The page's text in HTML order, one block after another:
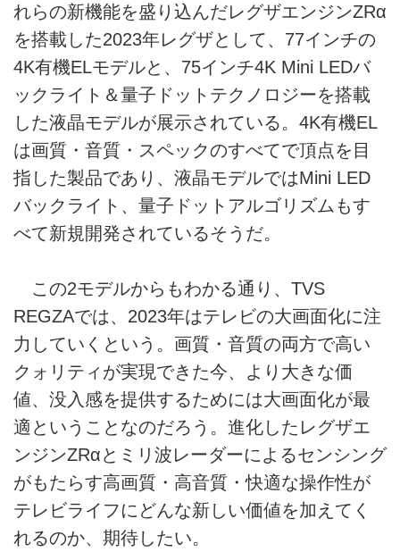
れらの新機能を盛り込んだレグザエンジンZRα
を搭載した2023年レグザとして、77インチの
4K有機ELモデルと、75インチ4K Mini LEDバ
ックライト＆量子ドットテクノロジーを搭載
した液晶モデルが展示されている。4K有機EL
は画質・音質・スペックのすべてで頂点を目
指した製品であり、液晶モデルではMini LED
バックライト、量子ドットアルゴリズムもす
べて新規開発されているそうだ。
この2モデルからもわかる通り、TVS
REGZAでは、2023年はテレビの大画面化に注
力していくという。画質・音質の両方で高い
クォリティが実現できた今、より大きな価
値、没入感を提供するためには大画面化が最
適ということなのだろう。進化したレグザエ
ンジンZRαとミリ波レーダーによるセンシング
がもたらす高画質・高音質・快適な操作性が
テレビライフにどんな新しい価値を加えてく
れるのか、期待したい。